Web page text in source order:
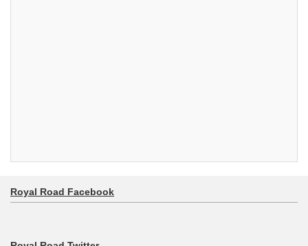
Royal Road Facebook